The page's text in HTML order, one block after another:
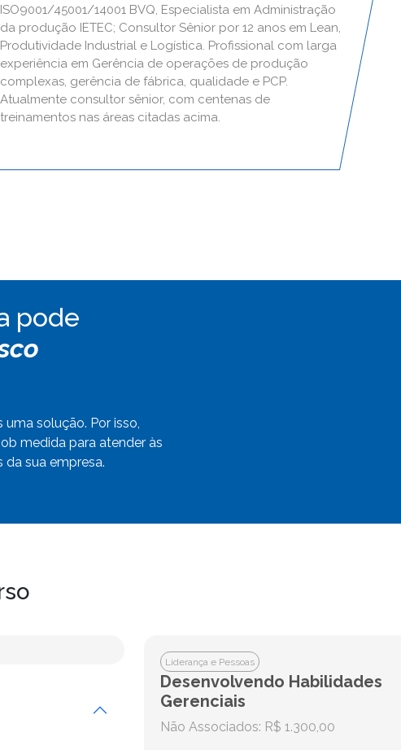
ISO9001/45001/14001 BVQ, Especialista em Administração
da produção IETEC; Consultor Sênior por 12 anos em Lean,
Produtividade Industrial e Logística. Profissional com larga
experiência em Gerência de operações de produção
complexas, gerência de fábrica, qualidade e PCP.
Atualmente consultor sênior, com centenas de
treinamentos nas áreas citadas acima.
pode
solução. Por isso,
medida para atender às
da sua empresa.
Liderança e Pessoas
Desenvolvendo Habilidades
Gerenciais
Não Associados: R$ 1.300,00